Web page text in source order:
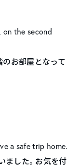
on the second
のお部屋となって
a safe trip home.
ました。お気を付